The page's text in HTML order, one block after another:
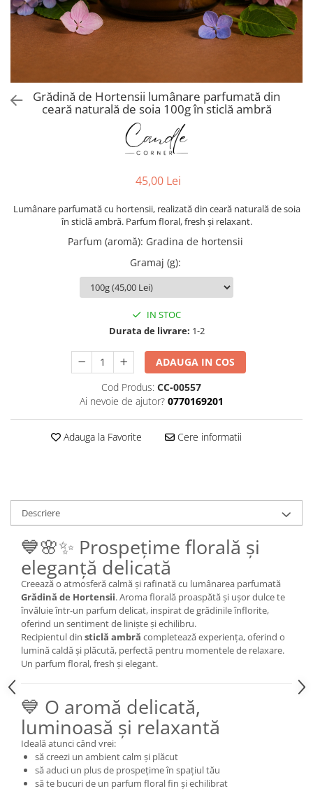
Grădină de Hortensii lumânare parfumată din
ceară naturală de soia 100g în sticlă ambră
45,00 Lei
Lumânare parfumată cu hortensii, realizată din ceară naturală de soia
în sticlă ambră. Parfum floral, fresh și relaxant.
Parfum (aromă): Gradina de hortensii
Gramaj (g):
IN STOC
Durata de livrare: 1-2
ADAUGA IN COS
Cod Produs: CC-00557
Ai nevoie de ajutor? 0770169201
Adauga la Favorite Cere informatii
Descriere
💙🌸✨ Prospețime florală și
eleganță delicată
Creează o atmosferă calmă și rafinată cu lumânarea parfumată
Grădină de Hortensii. Aroma florală proaspătă și ușor dulce te
învăluie într-un parfum delicat, inspirat de grădinile înflorite,
oferind un sentiment de liniște și echilibru.
Recipientul din sticlă ambră completează experiența, oferind o
lumină caldă și plăcută, perfectă pentru momentele de relaxare.
Un parfum floral, fresh și elegant.
💙 O aromă delicată,
luminoasă și relaxantă
Ideală atunci când vrei:
să creezi un ambient calm și plăcut
să aduci un plus de prospețime în spațiul tău
să te bucuri de un parfum floral fin și echilibrat